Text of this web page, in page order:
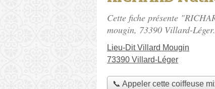
Cette fiche présente
mougin, 73390 Villard-Léger.
Lieu-Dit Villard Mougin
73390 Villard-Léger
📞 Appeler cette coiffeuse